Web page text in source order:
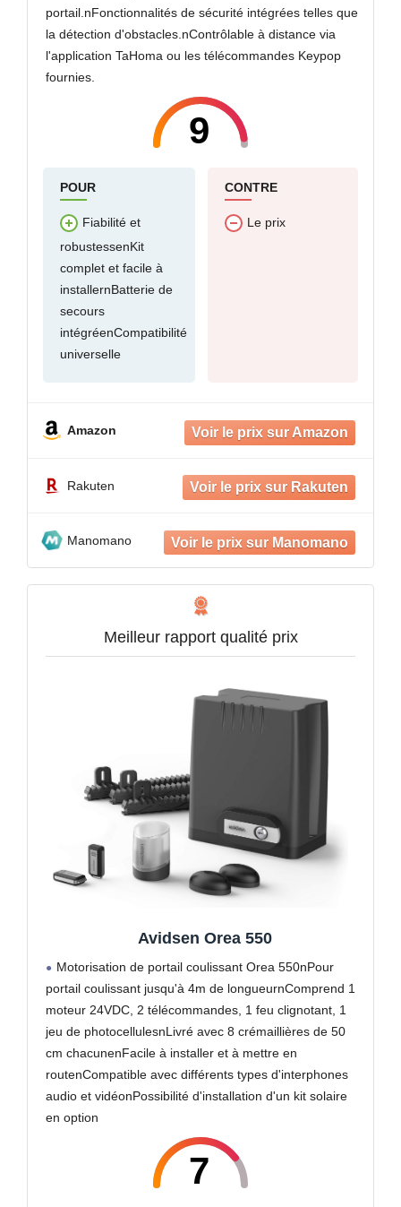
portail.nFonctionnalités de sécurité intégrées telles que
la détection d'obstacles.nContrôlable à distance via
l'application TaHoma ou les télécommandes Keypop
fournies.
9
POUR
Fiabilité et
robustessenKit
complet et facile à
installernBatterie de
secours
intégréenCompatibilité
universelle
CONTRE
Le prix
Amazon
Rakuten
Manomano
Meilleur rapport qualité prix
Avidsen Orea 550
Motorisation de portail coulissant Orea 550nPour
portail coulissant jusqu'à 4m de longueurnComprend 1
moteur 24VDC, 2 télécommandes, 1 feu clignotant, 1
jeu de photocellulesnLivré avec 8 crémaillières de 50
cm chacunenFacile à installer et à mettre en
routenCompatible avec différents types d'interphones
audio et vidéonPossibilité d'installation d'un kit solaire
en option
7